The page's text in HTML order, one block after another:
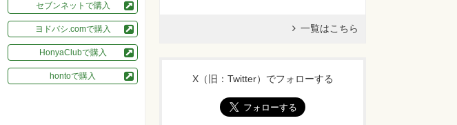
セブンネットで購入
ヨドバシ.comで購入
HonyaClubで購入
hontoで購入
一覧はこちら
X（旧：Twitter）でフォローする